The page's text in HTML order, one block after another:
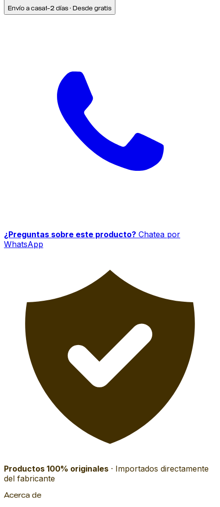
Envío a casa1-2 días · Desde gratis
¿Preguntas sobre este producto? Chatea por
WhatsApp
Productos 100% originales · Importados directamente
del fabricante
Acerca de